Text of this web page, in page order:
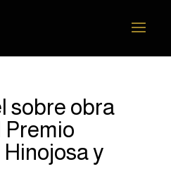
sobre obra
Premio
y